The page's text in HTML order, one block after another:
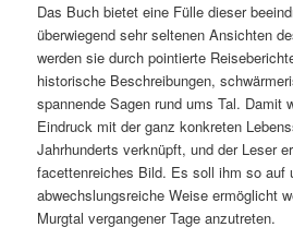
Das Buch bietet eine Fülle dieser
überwiegend sehr seltenen Ansichten
werden sie durch pointierte
historische Beschreibungen,
spannende Sagen rund ums Tal. Damit
Eindruck mit der ganz konkreten
Jahrhunderts verknüpft, und der Leser
facettenreiches Bild. Es soll ihm so auf
abwechslungsreiche Weise ermöglicht
Murgtal vergangener Tage anzutreten.